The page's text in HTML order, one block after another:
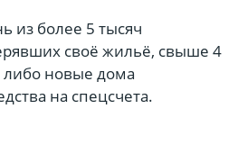
из более 5 тысяч
своё жильё, свыше 4
новые дома
на спецсчета.